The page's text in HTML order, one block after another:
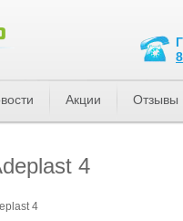
4
4
Акции Отзывы